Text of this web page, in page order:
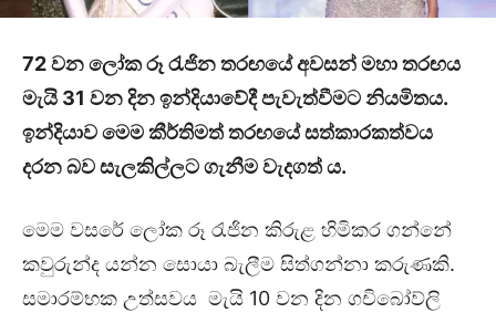
72වන ලෝක රූ රැජින තරඟයේ අවසන් මහා තරඟය
මැයි 31 වන දින ඉන්දියාවේදී පැවැත්වීමට නියමිතය.
ඉන්දියාව මෙම කීර්තිමත් තරඟයේ සත්කාරකත්වය
දරන බව සැලකිල්ලට ගැනීම වැදගත් ය.
මෙම වසරේ ලෝක රූ රැජින කිරුළ හිමිකර ගන්නේ
කවුරුන්ද යන්න සොයා බැලීම සිත්ගන්නා කරුණකි.
සමාරම්භක උත්සවය මැයි 10 වන දින ගචිබෝව්ලි